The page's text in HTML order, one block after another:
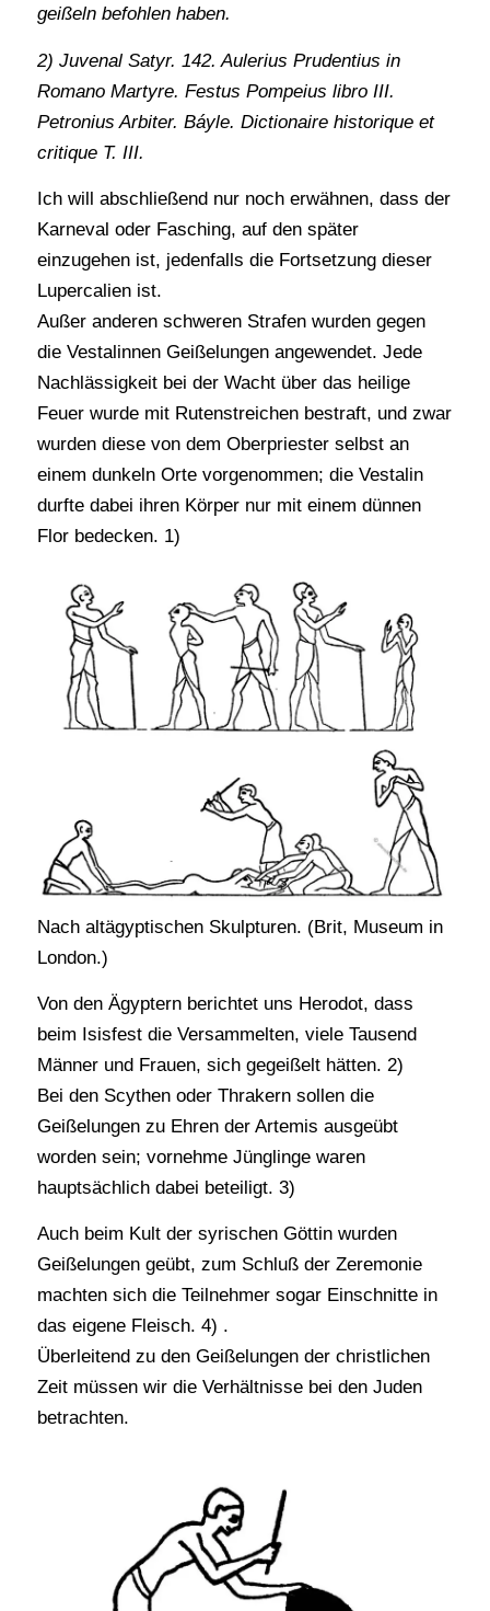
geißeln befohlen haben.
2) Juvenal Satyr. 142. Aulerius Prudentius in
Romano Martyre. Festus Pompeius libro III.
Petronius Arbiter. Báyle. Dictionaire historique et
critique T. III.
Ich will abschließend nur noch erwähnen, dass der
Karneval oder Fasching, auf den später
einzugehen ist, jedenfalls die Fortsetzung dieser
Lupercalien ist.
Außer anderen schweren Strafen wurden gegen
die Vestalinnen Geißelungen angewendet. Jede
Nachlässigkeit bei der Wacht über das heilige
Feuer wurde mit Rutenstreichen bestraft, und zwar
wurden diese von dem Oberpriester selbst an
einem dunkeln Orte vorgenommen; die Vestalin
durfte dabei ihren Körper nur mit einem dünnen
Flor bedecken. 1)
Nach altägyptischen Skulpturen. (Brit, Museum in
London.)
Von den Ägyptern berichtet uns Herodot, dass
beim Isisfest die Versammelten, viele Tausend
Männer und Frauen, sich gegeißelt hätten. 2)
Bei den Scythen oder Thrakern sollen die
Geißelungen zu Ehren der Artemis ausgeübt
worden sein; vornehme Jünglinge waren
hauptsächlich dabei beteiligt. 3)
Auch beim Kult der syrischen Göttin wurden
Geißelungen geübt, zum Schluß der Zeremonie
machten sich die Teilnehmer sogar Einschnitte in
das eigene Fleisch. 4) .
Überleitend zu den Geißelungen der christlichen
Zeit müssen wir die Verhältnisse bei den Juden
betrachten.